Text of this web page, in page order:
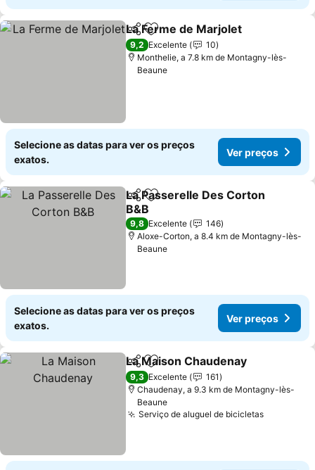
PartilharAdicionar aos favoritos
La Ferme de Marjolet
9,2 Excelente
10
Monthelie, a 7.8 km de Montagny-lès-
Beaune
Selecione as datas para ver os preços
exatos.
Ver preços
PartilharAdicionar aos favoritos
La Passerelle Des Corton
B&B
Ver preços
9,8 Excelente
146
Aloxe-Corton, a 8.4 km de Montagny-lès-
Beaune
Selecione as datas para ver os preços
exatos.
Ver preços
PartilharAdicionar aos favoritos
La Maison Chaudenay
9,3 Excelente
161
Chaudenay, a 9.3 km de Montagny-lès-
Beaune
Serviço de aluguel de bicicletasVer